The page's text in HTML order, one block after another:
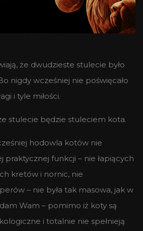
że dwudzieste stulecie było
nigdy wcześniej nie poświęcało
i tyle miłości.
stulecie będzie stuleciem kota.
hodowla kotów nie
praktycznej funkcji – nie łapiących
kretów i nornic, nie
– nie była tak masowa, jak w
Wam – pomimo iż koty są
i totalnie nie spełnieją